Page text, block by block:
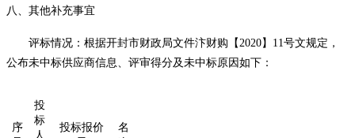
八、 其他补充事宜
评标情况：根据开封市财政局文件汴财购【2020】11号文规定，
公布未中标供应商信息、评审得分及未中标原因如下：
序
投
标
人
投标报价
名